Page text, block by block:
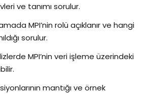
ve tanımı sorulur.
MPI’nin rolü açıklanır ve hangi
sorulur.
MPI’nin veri işleme üzerindeki
mantığı ve örnek